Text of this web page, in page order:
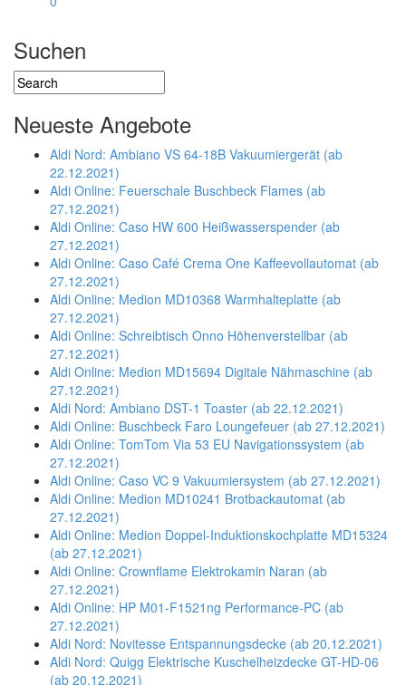
Suchen
Neueste Angebote
Aldi Nord: Ambiano VS 64-18B Vakuumiergerät (ab
22.12.2021)
Aldi Online: Feuerschale Buschbeck Flames (ab
27.12.2021)
Aldi Online: Caso HW 600 Heißwasserspender (ab
27.12.2021)
Aldi Online: Caso Café Crema One Kaffeevollautomat (ab
27.12.2021)
Aldi Online: Medion MD10368 Warmhalteplatte (ab
27.12.2021)
Aldi Online: Schreibtisch Onno Höhenverstellbar (ab
27.12.2021)
Aldi Online: Medion MD15694 Digitale Nähmaschine (ab
27.12.2021)
Aldi Nord: Ambiano DST-1 Toaster (ab 22.12.2021)
Aldi Online: Buschbeck Faro Loungefeuer (ab 27.12.2021)
Aldi Online: TomTom Via 53 EU Navigationssystem (ab
27.12.2021)
Aldi Online: Caso VC 9 Vakuumiersystem (ab 27.12.2021)
Aldi Online: Medion MD10241 Brotbackautomat (ab
27.12.2021)
Aldi Online: Medion Doppel-Induktionskochplatte MD15324
(ab 27.12.2021)
Aldi Online: Crownflame Elektrokamin Naran (ab
27.12.2021)
Aldi Online: HP M01-F1521ng Performance-PC (ab
27.12.2021)
Aldi Nord: Novitesse Entspannungsdecke (ab 20.12.2021)
Aldi Nord: Quigg Elektrische Kuschelheizdecke GT-HD-06
(ab 20.12.2021)